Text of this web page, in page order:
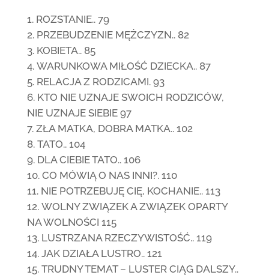
ROZSTANIE.. 79
PRZEBUDZENIE MĘŻCZYZN.. 82
KOBIETA.. 85
WARUNKOWA MIŁOŚĆ DZIECKA.. 87
RELACJA Z RODZICAMI. 93
KTO NIE UZNAJE SWOICH RODZICÓW,
NIE UZNAJE SIEBIE 97
ZŁA MATKA, DOBRA MATKA.. 102
TATO.. 104
DLA CIEBIE TATO.. 106
CO MÓWIĄ O NAS INNI?. 110
NIE POTRZEBUJĘ CIĘ, KOCHANIE.. 113
WOLNY ZWIĄZEK A ZWIĄZEK OPARTY
NA WOLNOŚCI 115
LUSTRZANA RZECZYWISTOŚĆ.. 119
JAK DZIAŁA LUSTRO.. 121
TRUDNY TEMAT – LUSTER CIĄG DALSZY..